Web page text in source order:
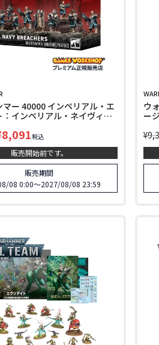
マー 40000 インペリアル・エ
：インペリアル・ネイヴィ
：IMPERIAL NAVY
68-30
8,091税込
販売開始前です。
販売期間
08 0:00〜2027/08/08 23:59
ウ
ー
¥